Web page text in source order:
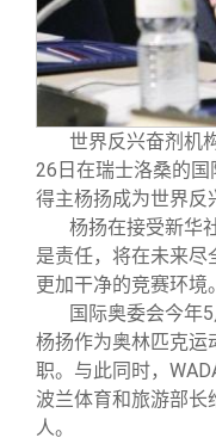
校
理
制
世界反兴奋剂机
26日在瑞士洛桑的
得主杨扬成为世界反
杨扬在接受新华
是责任，将在未来
更加干净的竞赛环境。
国际奥委会今年
杨扬作为奥林匹克运
职。与此同时，
波兰体育和旅游部长
人。